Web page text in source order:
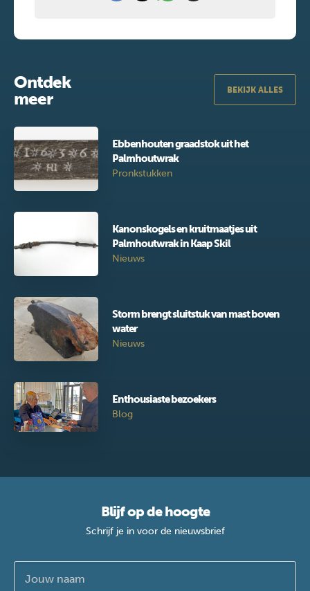
Ontdek
meer
BEKIJK ALLES
Ebbenhouten graadstok uit het
Palmhoutwrak
Pronkstukken
Kanonskogels en kruitmaatjes uit
Palmhoutwrak in Kaap Skil
Nieuws
Storm brengt sluitstuk van mast boven
water
Nieuws
Enthousiaste bezoekers
Blog
Blijf op de hoogte
Schrijf je in voor de nieuwsbrief